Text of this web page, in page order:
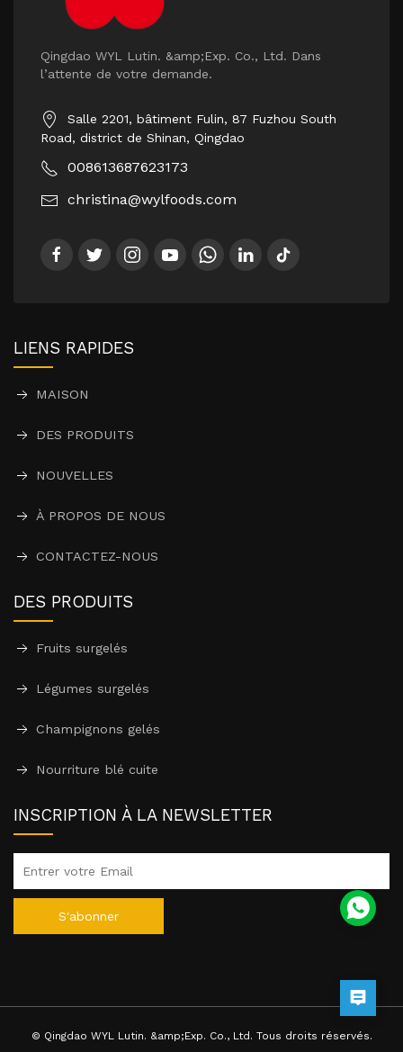
Qingdao WYL Lutin. &amp;Exp. Co., Ltd. Dans
l’attente de votre demande.
Salle 2201, bâtiment Fulin, 87 Fuzhou South
Road, district de Shinan, Qingdao
008613687623173
christina@wylfoods.com
LIENS RAPIDES
MAISON
DES PRODUITS
NOUVELLES
À PROPOS DE NOUS
CONTACTEZ-NOUS
DES PRODUITS
Fruits surgelés
Légumes surgelés
Champignons gelés
Nourriture blé cuite
INSCRIPTION À LA NEWSLETTER
S'abonner
© Qingdao WYL Lutin. &amp;Exp. Co., Ltd. Tous droits réservés.